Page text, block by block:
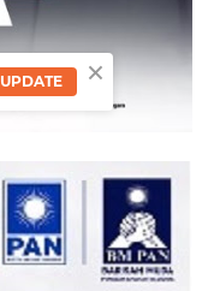
×
UPDATE